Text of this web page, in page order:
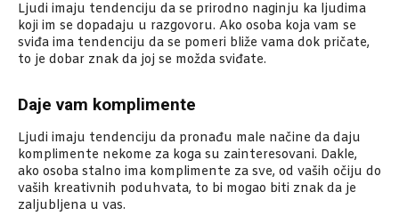
Ljudi imaju tendenciju da se prirodno naginju ka ljudima
koji im se dopadaju u razgovoru. Ako osoba koja vam se
sviđa ima tendenciju da se pomeri bliže vama dok pričate,
to je dobar znak da joj se možda sviđate.
Daje vam komplimente
Ljudi imaju tendenciju da pronađu male načine da daju
komplimente nekome za koga su zainteresovani. Dakle,
ako osoba stalno ima komplimente za sve, od vaših očiju do
vaših kreativnih poduhvata, to bi mogao biti znak da je
zaljubljena u vas.